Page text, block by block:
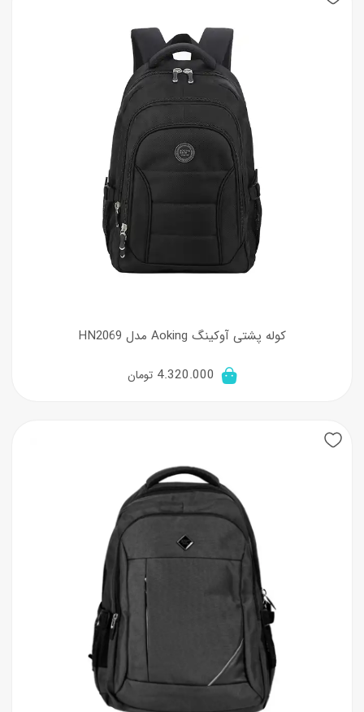
کوله پشتی آوکینگ Aoking مدل HN2069
4.320.000 تومان